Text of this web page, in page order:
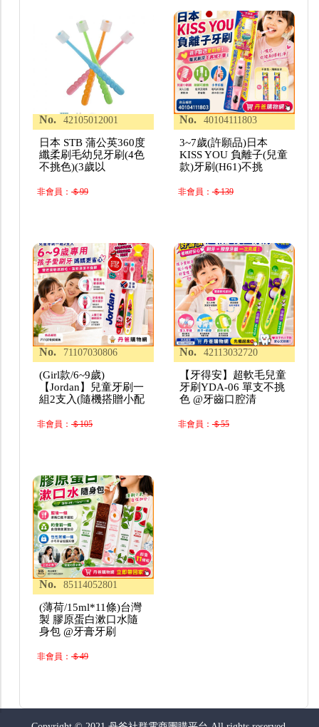
No. 42105012001
日本 STB 蒲公英360度
纖柔刷毛幼兒牙刷(4色
不挑色)(3歲以
非會員：＄99
No. 40104111803
3~7歲(許願品)日本
KISS YOU 負離子(兒童
款)牙刷(H61)不挑
非會員：＄139
No. 71107030806
(Girl款/6~9歲)
【Jordan】兒童牙刷一
組2支入(隨機搭贈小配
非會員：＄105
No. 42113032720
【牙得安】超軟毛兒童
牙刷YDA-06 單支不挑
色 @牙齒口腔清
非會員：＄55
No. 85114052801
(薄荷/15ml*11條)台灣
製 膠原蛋白漱口水隨
身包 @牙膏牙刷
非會員：＄49